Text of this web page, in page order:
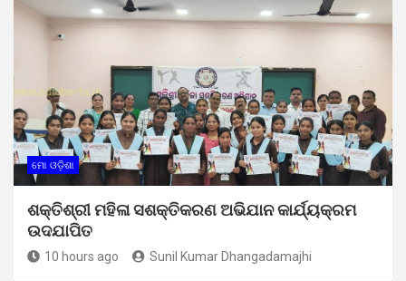
ମୋ ଓଡ଼ିଶା
ଶକ୍ତିଶ୍ରୀ ମହିଳା ସଶକ୍ତିକରଣ ଅଭିଯାନ କାର୍ଯ୍ୟକ୍ରମ
ଉଦଯାପିତ
10 hours ago Sunil Kumar Dhangadamajhi